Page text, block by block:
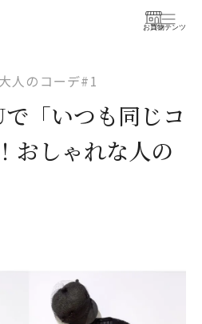
お買物
コンテンツ
人のコーデ#1
「いつも同じコ
おしゃれな人の